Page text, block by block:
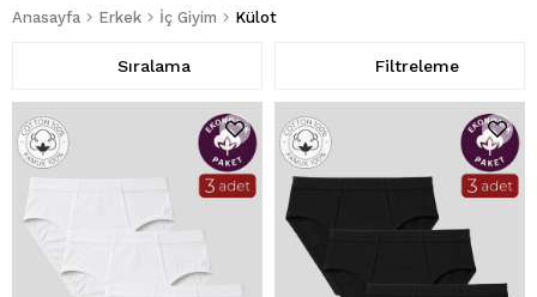
Anasayfa Erkek İç Giyim Külot
Filtreleme
Sıralama